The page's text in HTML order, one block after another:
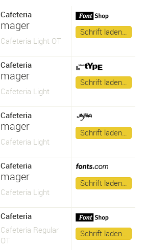
Cafeteria
mager
Cafeteria Light OT
Schrift laden…
Cafeteria
mager
Cafeteria Light
Schrift laden…
Cafeteria
mager
Cafeteria Light
Schrift laden…
Cafeteria
mager
Cafeteria Light
Schrift laden…
Cafeteria
Cafeteria Regular
OT
Schrift laden…